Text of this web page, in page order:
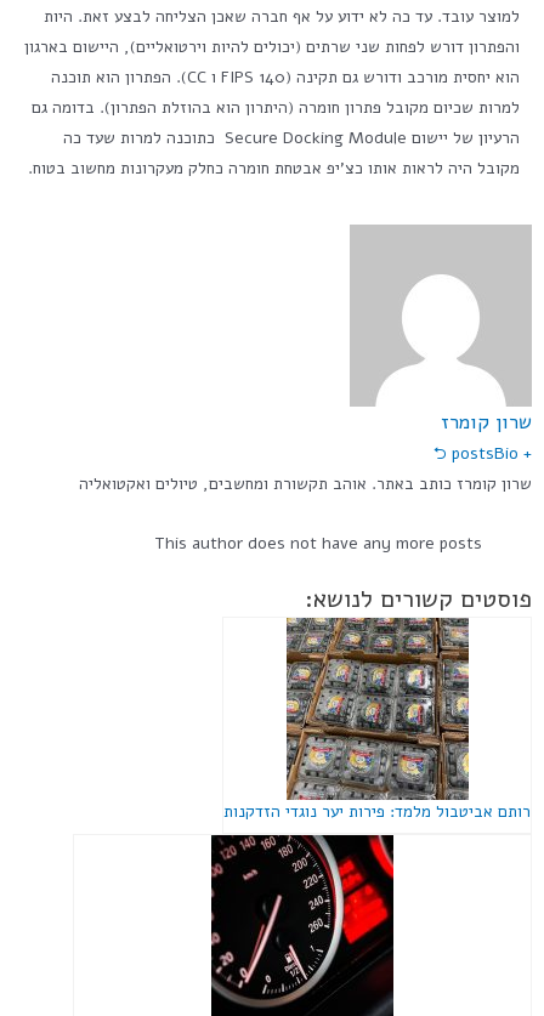
למוצר עובד. עד כה לא ידוע על אף חברה שאכן הצליחה לבצע זאת. היות
והפתרון דורש לפחות שני שרתים (יכולים להיות וירטואליים), היישום בארגון
הוא יחסית מורכב ודורש גם תקינה (FIPS 140 ו CC). הפתרון הוא תוכנה
למרות שכיום מקובל פתרון חומרה (היתרון הוא בהוזלת הפתרון). בדומה גם
הרעיון של יישום Secure Docking Module כתוכנה למרות שעד כה
מקובל היה לראות אותו כצ'יפ אבטחת חומרה כחלק מעקרונות מחשוב בטוח.
שרון קומרז
+ posts
Bio ⮌
שרון קומרז כותב באתר. אוהב תקשורת ומחשבים, טיולים ואקטואליה
This author does not have any more posts
פוסטים קשורים לנושא:
רותם אביטבול מלמד: פירות יער נוגדי הזדקנות